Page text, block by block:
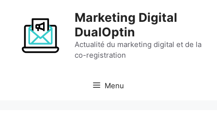
contenu
Marketing Digital
DualOptin
Actualité du marketing digital et de la
co-registration
Menu